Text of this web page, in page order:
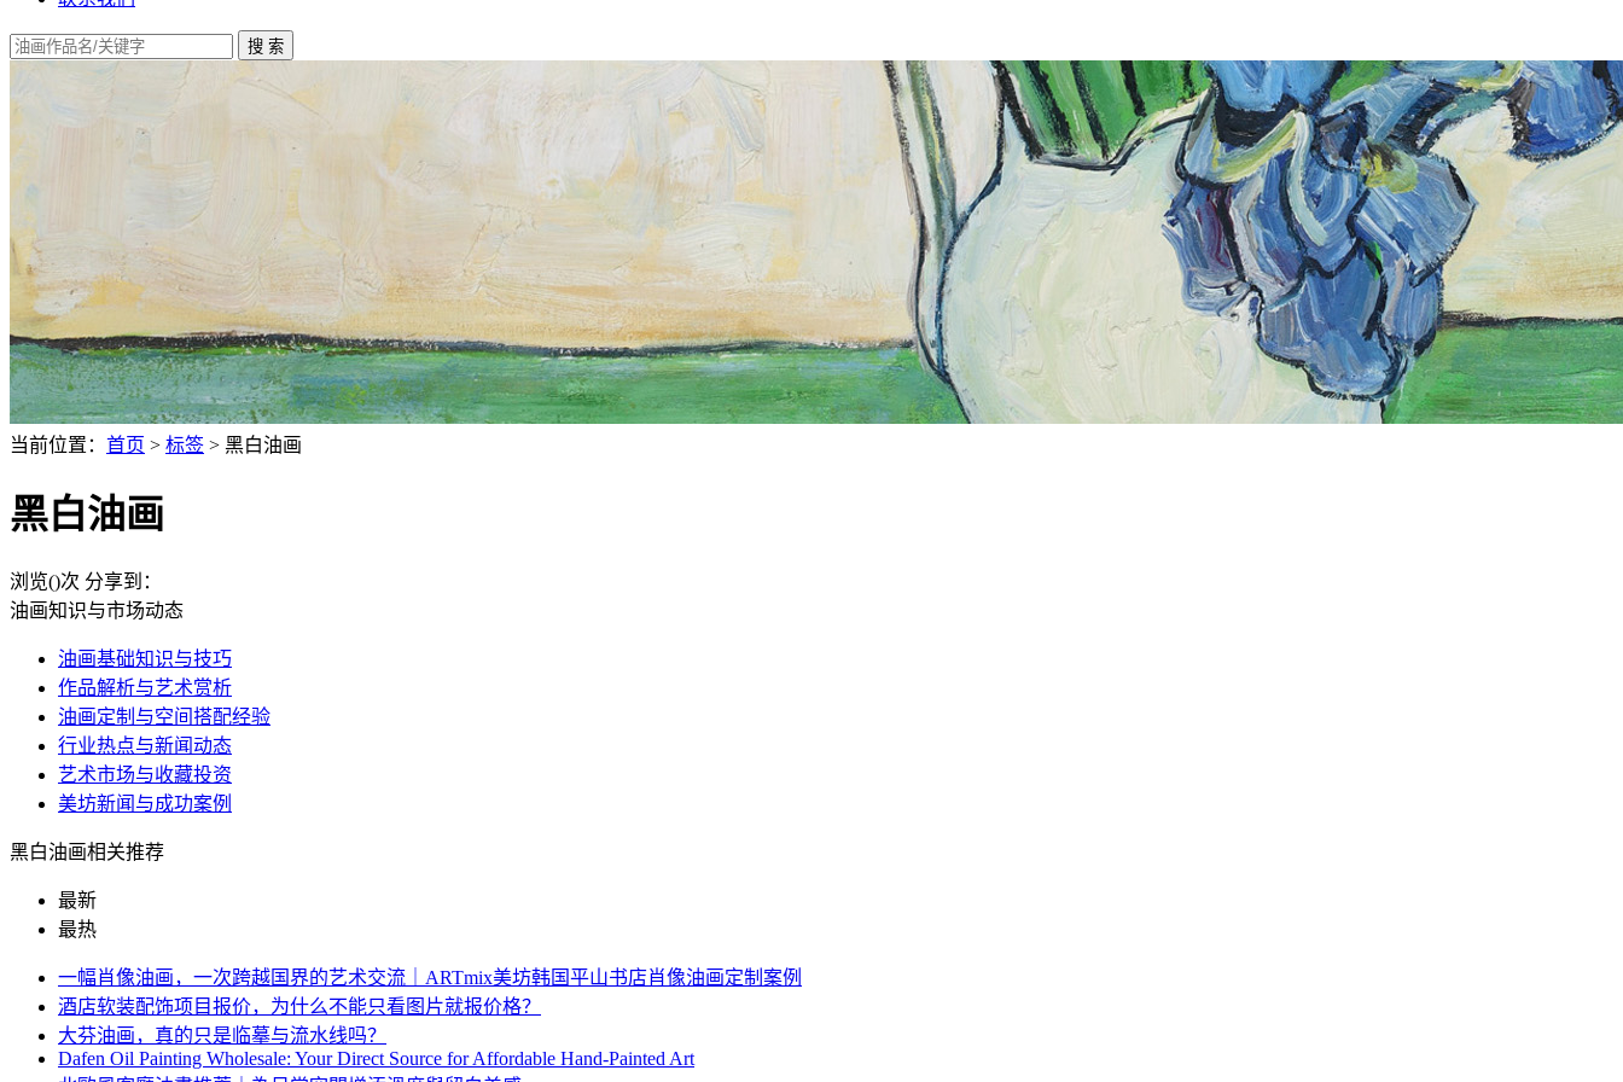
当前位置： 首页 > 标签 > 黑白油画
黑白油画
浏览()次 分享到：
油画知识与市场动态
油画基础知识与技巧
作品解析与艺术赏析
油画定制与空间搭配经验
行业热点与新闻动态
艺术市场与收藏投资
美坊新闻与成功案例
黑白油画相关推荐
最新
最热
一幅肖像油画，一次跨越国界的艺术交流｜ARTmix美坊韩国平山书店肖像油画定制案例
酒店软装配饰项目报价，为什么不能只看图片就报价格？
大芬油画，真的只是临摹与流水线吗？
Dafen Oil Painting Wholesale: Your Direct Source for Affordable Hand-Painted Art